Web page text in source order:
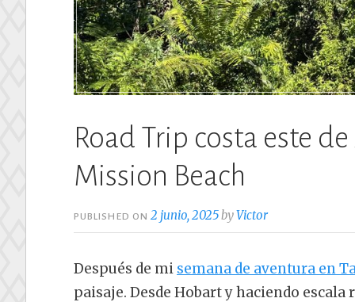
Road Trip costa este
Mission Beach
PUBLISHED ON2 junio, 2025byVictor
Después de mi semana de aventura en
paisaje. Desde Hobart y haciendo escala